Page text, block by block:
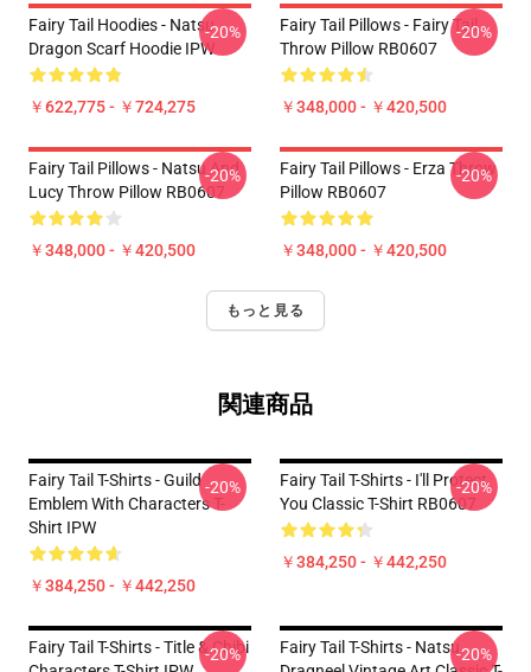
Fairy Tail Hoodies - Natsu
Dragon Scarf Hoodie IPW
￥622,775 - ￥724,275
-20%
Fairy Tail Pillows - Fairy Tail
Throw Pillow RB0607
￥348,000 - ￥420,500
-20%
Fairy Tail Pillows - Natsu And
Lucy Throw Pillow RB0607
￥348,000 - ￥420,500
-20%
Fairy Tail Pillows - Erza Throw
Pillow RB0607
￥348,000 - ￥420,500
-20%
もっと見る
関連商品
Fairy Tail T-Shirts - Guild
Emblem With Characters T-
Shirt IPW
￥384,250 - ￥442,250
-20%
Fairy Tail T-Shirts - I'll Protect
You Classic T-Shirt RB0607
￥384,250 - ￥442,250
-20%
Fairy Tail T-Shirts - Title & Chibi
-20%
Fairy Tail T-Shirts - Natsu-20%